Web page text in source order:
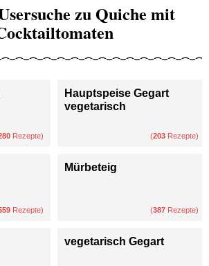
zu Quiche mit
Rezepte)
Hauptspeise Gegart
vegetarisch
(203 Rezepte)
Rezepte)
Mürbeteig
(387 Rezepte)
vegetarisch Gegart